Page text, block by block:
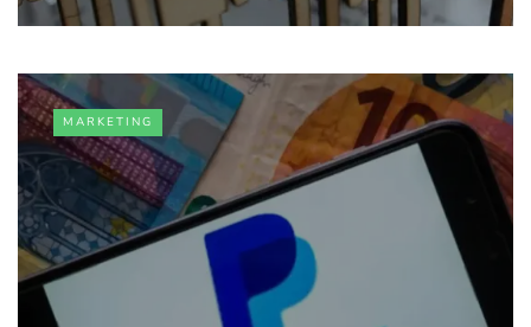
MARKETING